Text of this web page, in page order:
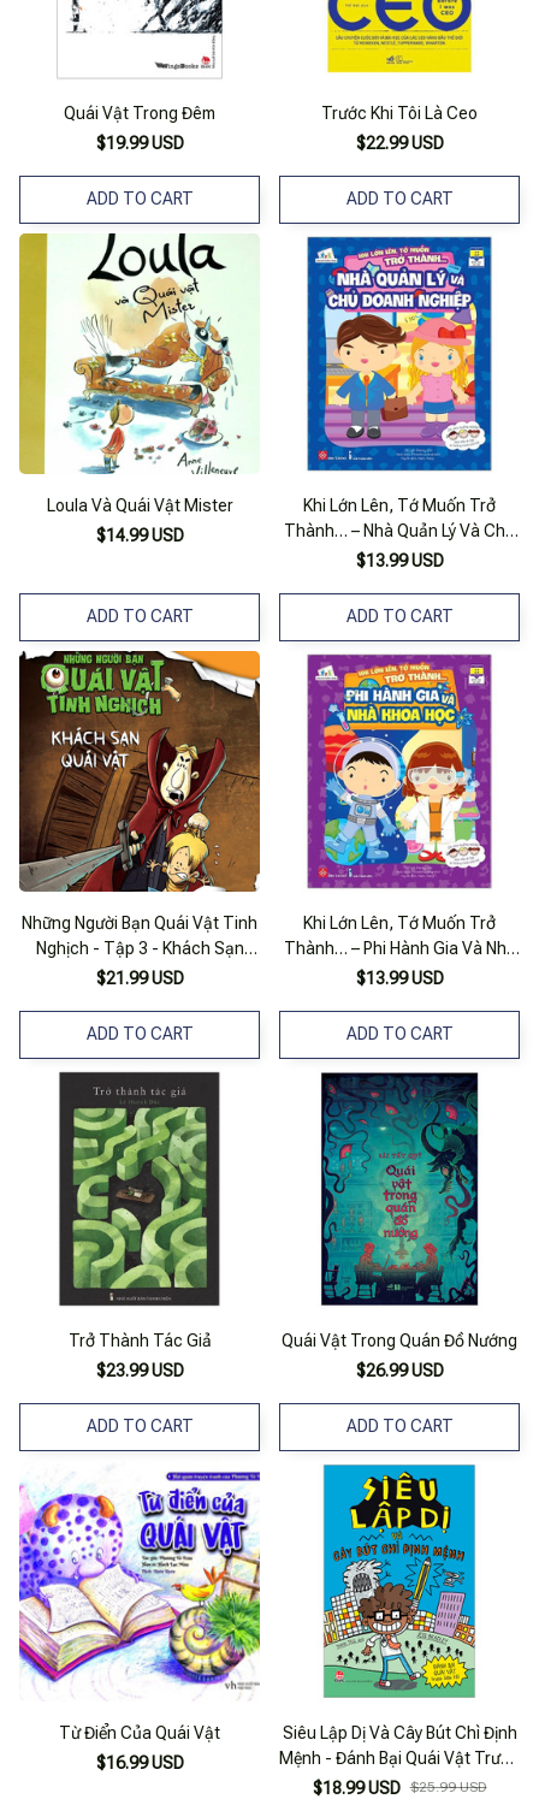
Quái Vật Trong Đêm
$19.99 USD
ADD TO CART
Trước Khi Tôi Là Ceo
$22.99 USD
ADD TO CART
Loula Và Quái Vật Mister
$14.99 USD
ADD TO CART
Khi Lớn Lên, Tớ Muốn Trở
Thành… – Nhà Quản Lý Và Chủ
Doanh Nghiệp
$13.99 USD
ADD TO CART
Những Người Bạn Quái Vật Tinh
Nghịch - Tập 3 - Khách Sạn
Quái Vật
$21.99 USD
ADD TO CART
Khi Lớn Lên, Tớ Muốn Trở
Thành… – Phi Hành Gia Và Nhà
Khoa Học
$13.99 USD
ADD TO CART
Trở Thành Tác Giả
$23.99 USD
ADD TO CART
Quái Vật Trong Quán Đồ Nướng
$26.99 USD
ADD TO CART
Từ Điển Của Quái Vật
$16.99 USD
Siêu Lập Dị Và Cây Bút Chì Định
Mệnh - Đánh Bại Quái Vật Trước
Bữa Tối
$18.99 USD $25.99 USD